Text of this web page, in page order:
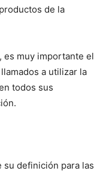
de la
es muy importante el
a utilizar la
todos sus
definición para las